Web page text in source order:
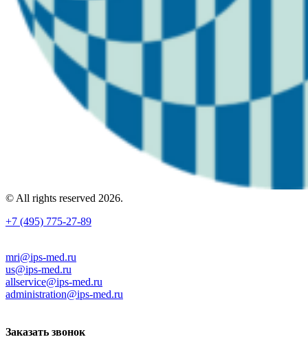
© All rights reserved 2026.
+7 (495) 775-27-89
mri@ips-med.ru
us@ips-med.ru
allservice@ips-med.ru
administration@ips-med.ru
Заказать звонок